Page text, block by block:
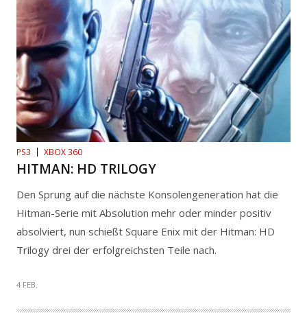
PS3 XBOX 360
HITMAN: HD TRILOGY
Den Sprung auf die nächste Konsolengeneration hat die
Hitman-Serie mit Absolution mehr oder minder positiv
absolviert, nun schießt Square Enix mit der Hitman: HD
Trilogy drei der erfolgreichsten Teile nach.
4 FEB.